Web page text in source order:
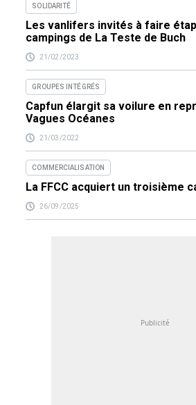
SOLIDARITÉ
Les vanlifers invités à faire
campings de La Teste de Buch
21/02/2023
GROUPES INTÉGRÉS
Capfun élargit sa voilure en
Vagues Océanes
21/03/2022
COMMERCIALISATION
La FFCC acquiert un troisième
26/09/2025